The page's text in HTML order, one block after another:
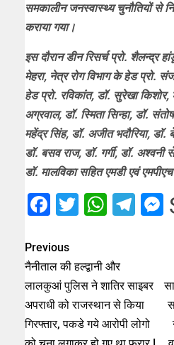
समकालीन जनस्वास्थ्य चुनौतियों से
कराया गया।
इस दौरान डीन रिसर्च प्रो. शैलन्द्र
मेहरा, नेत्र रोग विभाग के हेड प्रो.
हेड प्रो. रविकांत, डॉ. सुरेखा किशोर,
अग्रवाल, डॉ. स्मिता सिन्हा, डॉ.
महेंद्र सिंह, डॉ. अजीत भदौरिया, डाॅ.
डॉ. बसव राज, डॉ. गर्गी, डॉ.
डॉ. मालविका सहित एमडी एवं
Facebook
Twitter
Previous
नैनीताल की हल्द्वानी और
लालकुआं पुलिस ने शातिर साइबर
अपराधी को राजस्थान से किया
गिरफ्तार, पकडे गये आरोपी लोगो